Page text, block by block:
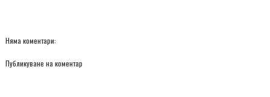
Няма коментари:
Публикуване на коментар